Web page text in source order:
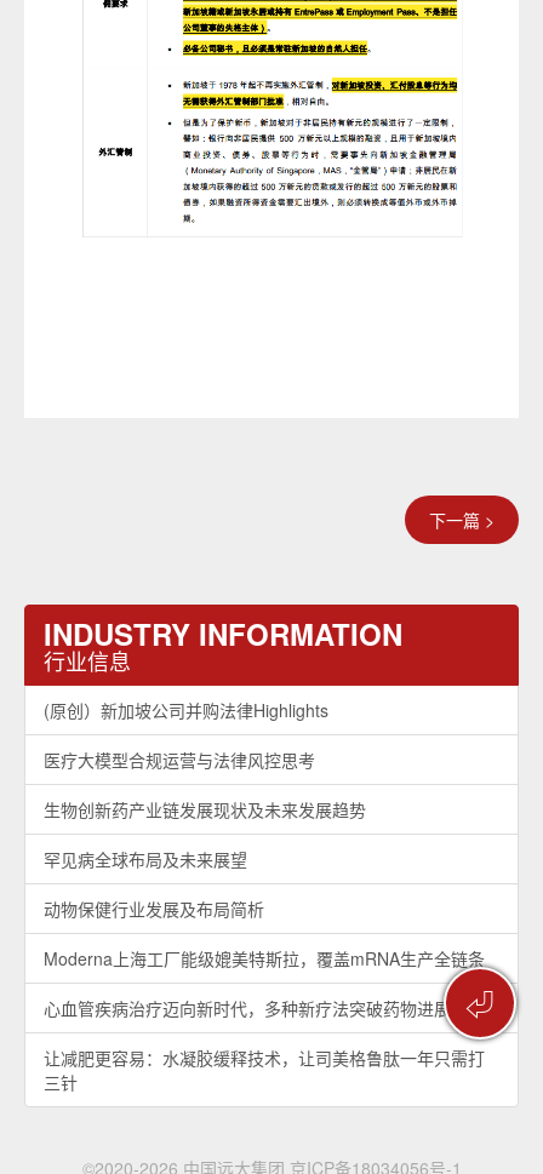
⏎
下一篇 >
INDUSTRY INFORMATION
行业信息
(原创）新加坡公司并购法律Highlights
医疗大模型合规运营与法律风控思考
生物创新药产业链发展现状及未来发展趋势
罕见病全球布局及未来展望
动物保健行业发展及布局简析
Moderna上海工厂能级媲美特斯拉，覆盖mRNA生产全链条
心血管疾病治疗迈向新时代，多种新疗法突破药物进展
让减肥更容易：水凝胶缓释技术，让司美格鲁肽一年只需打
三针
©2020-2026 中国远大集团 京ICP备18034056号-1